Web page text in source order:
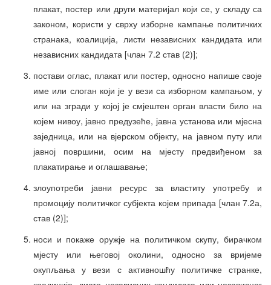
плакат, постер или други материјал који се, у складу са
законом, користи у сврху изборне кампање политичких
странака, коалиција, листи независних кандидата или
независних кандидата [члан 7.2 став (2)];
постави оглас, плакат или постер, односно напише своје
име или слоган који је у вези са изборном кампањом, у
или на згради у којој је смјештен орган власти било на
којем нивоу, јавно предузеће, јавна установа или мјесна
заједница, или на вјерском објекту, на јавном путу или
јавној површини, осим на мјесту предвиђеном за
плакатирање и оглашавање;
злоупотреби јавни ресурс за властиту употребу и
промоцију политичког субјекта којем припада [члан 7.2а,
став (2)];
носи и покаже оружје на политичком скупу, бирачком
мјесту или његовој околини, односно за вријеме
окупљања у вези с активношћу политичке странке,